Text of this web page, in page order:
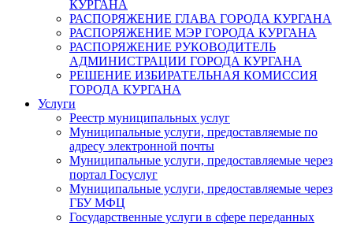
КУРГАНА
РАСПОРЯЖЕНИЕ ГЛАВА ГОРОДА КУРГАНА
РАСПОРЯЖЕНИЕ МЭР ГОРОДА КУРГАНА
РАСПОРЯЖЕНИЕ РУКОВОДИТЕЛЬ
АДМИНИСТРАЦИИ ГОРОДА КУРГАНА
РЕШЕНИЕ ИЗБИРАТЕЛЬНАЯ КОМИССИЯ
ГОРОДА КУРГАНА
Услуги
Реестр муниципальных услуг
Муниципальные услуги, предоставляемые по
адресу электронной почты
Муниципальные услуги, предоставляемые через
портал Госуслуг
Муниципальные услуги, предоставляемые через
ГБУ МФЦ
Государственные услуги в сфере переданных